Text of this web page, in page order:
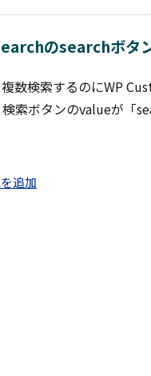
のsearchボタ
数検索するのにWP
索ボタンのvalueが「
追加